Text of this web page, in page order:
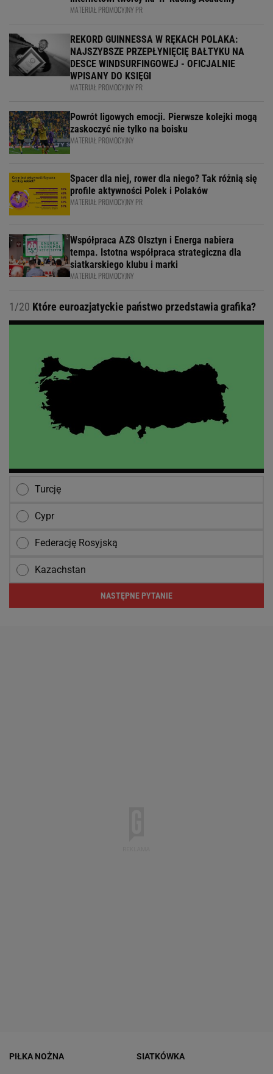
MATERIAŁ PROMOCYJNY PR
REKORD GUINNESSA W RĘKACH POLAKA:
NAJSZYBSZE PRZEPŁYNIĘCIĘ BAŁTYKU NA
DESCE WINDSURFINGOWEJ - OFICJALNIE
WPISANY DO KSIĘGI
MATERIAŁ PROMOCYJNY PR
Powrót ligowych emocji. Pierwsze kolejki mogą
zaskoczyć nie tylko na boisku
MATERIAŁ PROMOCYJNY
Spacer dla niej, rower dla niego? Tak różnią się
profile aktywności Polek i Polaków
MATERIAŁ PROMOCYJNY PR
Współpraca AZS Olsztyn i Energa nabiera
tempa. Istotna współpraca strategiczna dla
siatkarskiego klubu i marki
MATERIAŁ PROMOCYJNY
1/20 Które euroazjatyckie państwo przedstawia grafika?
Turcję
Cypr
Federację Rosyjską
Kazachstan
NASTĘPNE PYTANIE
PIŁKA NOŻNA SIATKÓWKA